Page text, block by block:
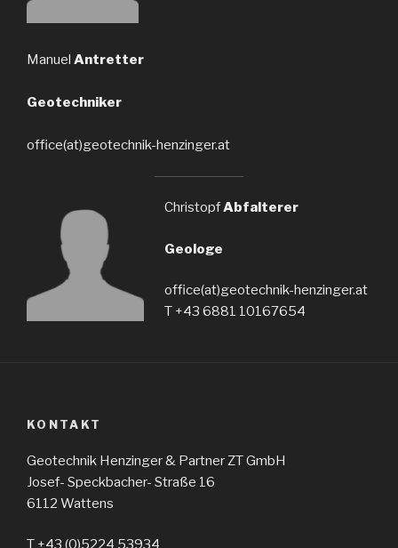
Manuel Antretter
Geotechniker
office(at)geotechnik-henzinger.at
ChristopfAbfalterer
Geologe
office(at)geotechnik-henzinger.at
T +43 6881 10167654
KONTAKT
Geotechnik Henzinger & Partner ZT GmbH
Josef- Speckbacher- Straße 16
6112 Wattens